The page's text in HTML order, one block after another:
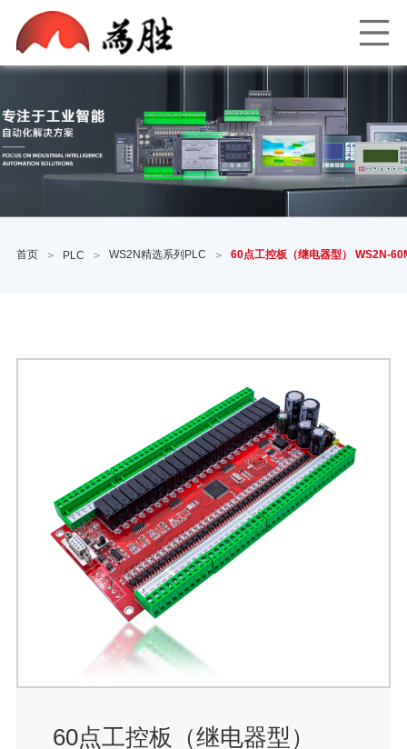
首页 > PLC > WS2N精选系列PLC > 60点工控板（继电器型） WS2N-
60点工控板（继电器型）